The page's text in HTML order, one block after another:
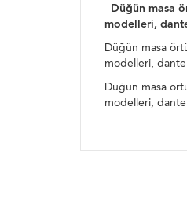
Düğün masa
modelleri,
Düğün masa
modelleri,
Düğün masa
modelleri,